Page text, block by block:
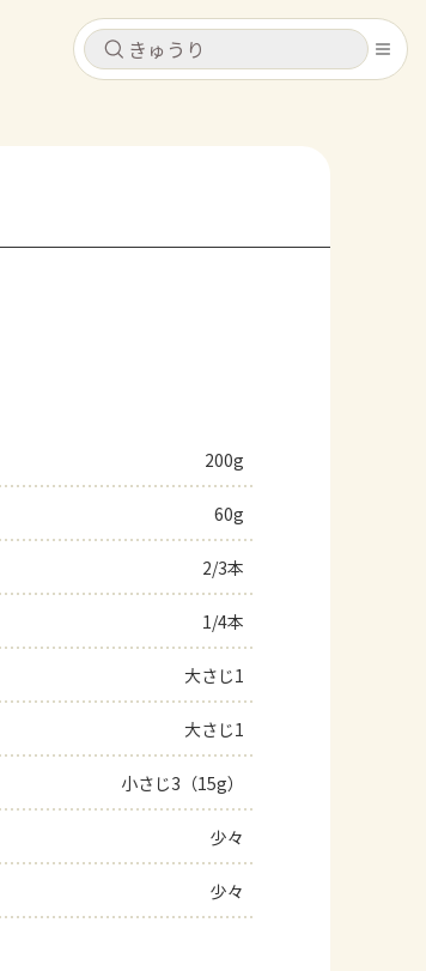
キャンセル
よくあるお問い合わせ
お買い物
キャンセル
200g
60g
2/3本
1/4本
大さじ1
大さじ1
小さじ3（15g）
少々
少々